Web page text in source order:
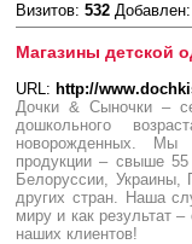
Визитов: 532 Добавлен:
Магазины детской
URL: http://
Дочки & Сыночки –
дошкольного
новорожденных. Мы
продукции – свыше
Белоруссии,
других стран. Наша
миру и как результат
наших клиентов!